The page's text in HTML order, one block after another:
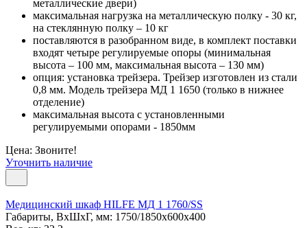
металлические двери)
максимальная нагрузка на металлическую полку - 30 кг,
на стеклянную полку – 10 кг
поставляются в разобранном виде, в комплект поставки
входят четыре регулируемые опоры (минимальная
высота – 100 мм, максимальная высота – 130 мм)
опция: установка трейзера. Трейзер изготовлен из стали
0,8 мм. Модель трейзера МД 1 1650 (только в нижнее
отделение)
максимальная высота с установленными
регулируемыми опорами - 1850мм
Цена: Звоните!
Уточнить наличие
Медицинский шкаф HILFE МД 1 1760/SS
Габариты, ВxШxГ, мм: 1750/1850x600x400